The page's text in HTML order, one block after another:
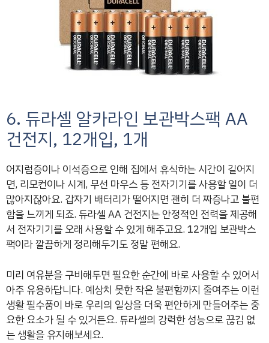
6. 듀라셀 알카라인 보관박스팩 AA
건전지, 12개입, 1개
어지럼증이나 이석증으로 인해 집에서 휴식하는 시간이 길어지
면, 리모컨이나 시계, 무선 마우스 등 전자기기를 사용할 일이 더
많아지잖아요. 갑자기 배터리가 떨어지면 괜히 더 짜증나고 불편
함을 느끼게 되죠. 듀라셀 AA 건전지는 안정적인 전력을 제공해
서 전자기기를 오래 사용할 수 있게 해주고요. 12개입 보관박스
팩이라 깔끔하게 정리해두기도 정말 편해요.
미리 여유분을 구비해두면 필요한 순간에 바로 사용할 수 있어서
아주 유용하답니다. 예상치 못한 작은 불편함까지 줄여주는 이런
생활 필수품이 바로 우리의 일상을 더욱 편안하게 만들어주는 중
요한 요소가 될 수 있거든요. 듀라셀의 강력한 성능으로 끊김 없
는 생활을 유지해보세요.